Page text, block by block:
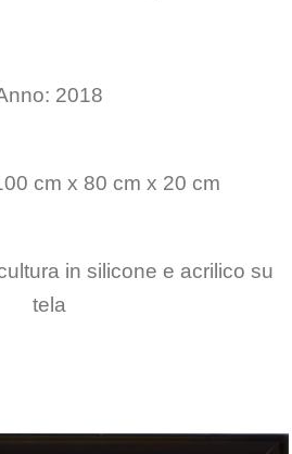
2018
cm x 80 cm x 20 cm
in silicone e acrilico su
tela